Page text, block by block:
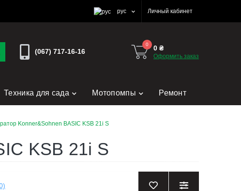
рус Личный кабинет
(067) 717-16-16
0 0 ₴
Оформить заказ
Техника для сада Мотопомпы Ремонт
Konner&Sohnen BASIC KSB 21i S
KSB 21i S